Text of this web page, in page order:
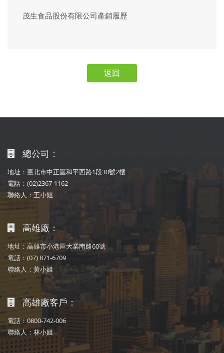
茂生食品股份有限公司產銷履歷
返回
總公司：
地址：臺北市中正區和平西路1段30號2樓
電話：(02)2367-1162
聯絡人：王小姐
高雄廠：
地址：高雄市小港區大業南路60號
電話：(07) 871-6709
聯絡人：黃小姐
高雄廠客戶：
電話：0800-742-006
聯絡人：林小姐